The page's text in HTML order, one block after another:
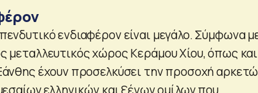
ενδιαφέρον είναι μεγάλο. Σύμφωνα
μεταλλευτικός χώρος Κεράμου Χίου, όπως και
έχουν προσελκύσει την προσοχή
ελληνικών και ξένων ομίλων που